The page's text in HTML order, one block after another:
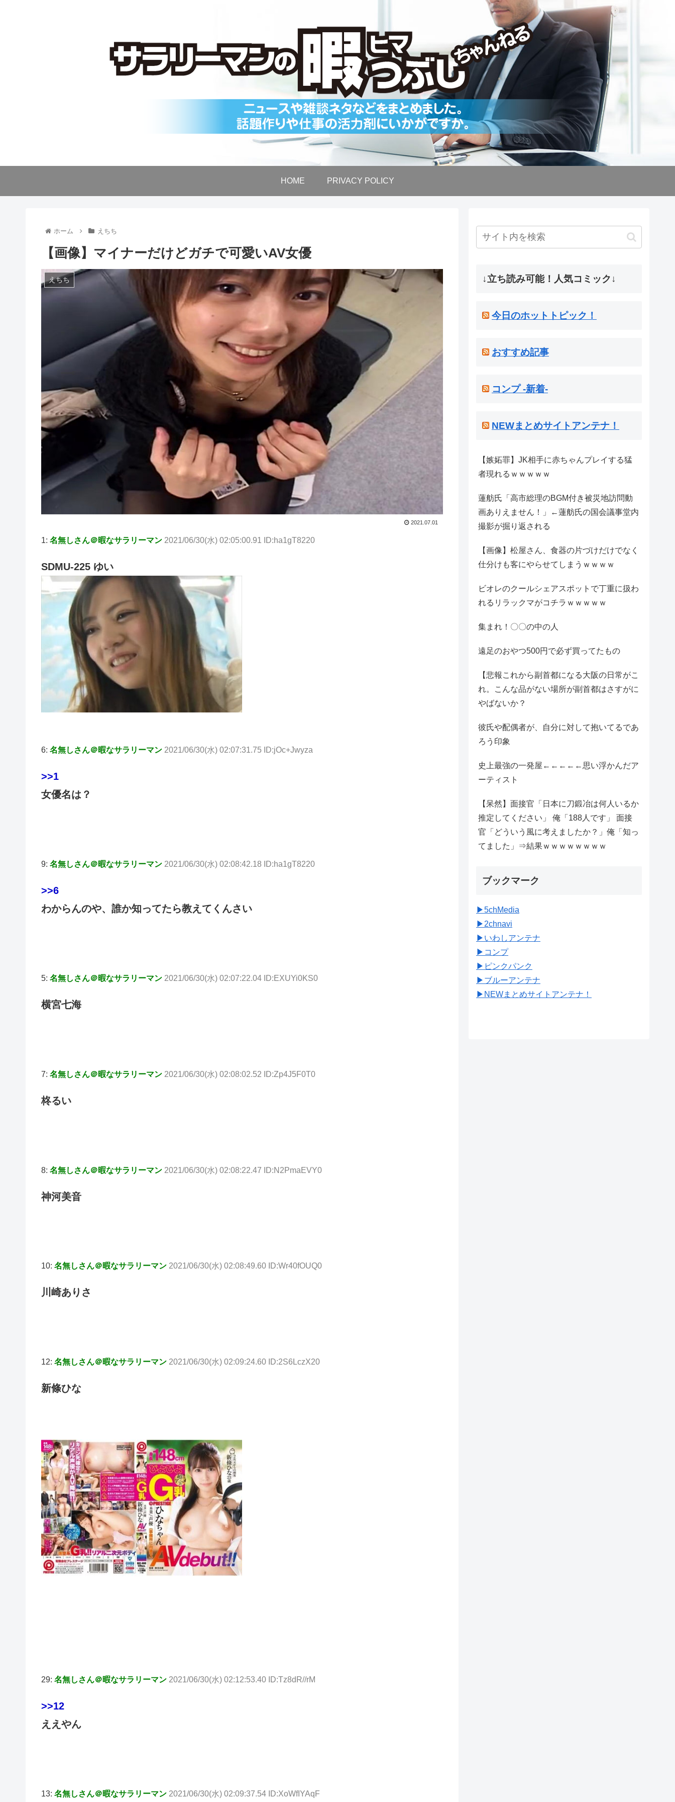
HOME PRIVACY POLICY
ホーム えちち
【画像】マイナーだけどガチで可愛いAV女優
えちち
2021.07.01
1: 名無しさん＠暇なサラリーマン 2021/06/30(水) 02:05:00.91 ID:ha1gT8220
SDMU-225 ゆい
6: 名無しさん＠暇なサラリーマン 2021/06/30(水) 02:07:31.75 ID:jOc+Jwyza
>>1
女優名は？
9: 名無しさん＠暇なサラリーマン 2021/06/30(水) 02:08:42.18 ID:ha1gT8220
>>6
わからんのや、誰か知ってたら教えてくんさい
5: 名無しさん＠暇なサラリーマン 2021/06/30(水) 02:07:22.04 ID:EXUYi0KS0
横宮七海
7: 名無しさん＠暇なサラリーマン 2021/06/30(水) 02:08:02.52 ID:Zp4J5F0T0
柊るい
8: 名無しさん＠暇なサラリーマン 2021/06/30(水) 02:08:22.47 ID:N2PmaEVY0
神河美音
10: 名無しさん＠暇なサラリーマン 2021/06/30(水) 02:08:49.60 ID:Wr40fOUQ0
川崎ありさ
12: 名無しさん＠暇なサラリーマン 2021/06/30(水) 02:09:24.60 ID:2S6LczX20
新條ひな
29: 名無しさん＠暇なサラリーマン 2021/06/30(水) 02:12:53.40 ID:Tz8dR//rM
>>12
ええやん
13: 名無しさん＠暇なサラリーマン 2021/06/30(水) 02:09:37.54 ID:XoWfIYAqF
↓立ち読み可能！人気コミック↓
今日のホットトピック！
おすすめ記事
コンプ -新着-
NEWまとめサイトアンテナ！
【嫉妬罪】JK相手に赤ちゃんプレイする猛
者現れるｗｗｗｗｗ
蓮舫氏「高市総理のBGM付き被災地訪問動
画ありえません！」←蓮舫氏の国会議事堂内
撮影が掘り返される
【画像】松屋さん、食器の片づけだけでなく
仕分けも客にやらせてしまうｗｗｗｗ
ビオレのクールシェアスポットで丁重に扱わ
れるリラックマがコチラｗｗｗｗｗ
集まれ！〇〇の中の人
遠足のおやつ500円で必ず買ってたもの
【悲報これから副首都になる大阪の日常がこ
れ。こんな品がない場所が副首都はさすがに
やばないか？
彼氏や配偶者が、自分に対して抱いてるであ
ろう印象
史上最強の一発屋←←←←←思い浮かんだア
ーティスト
【呆然】面接官「日本に刀鍛冶は何人いるか
推定してください」 俺「188人です」 面接
官「どういう風に考えましたか？」俺「知っ
てました」⇒結果ｗｗｗｗｗｗｗｗ
ブックマーク
▶︎5chMedia
▶︎2chnavi
▶︎いわしアンテナ
▶︎コンプ
▶︎ピンクパンク
▶︎ブルーアンテナ
▶︎NEWまとめサイトアンテナ！